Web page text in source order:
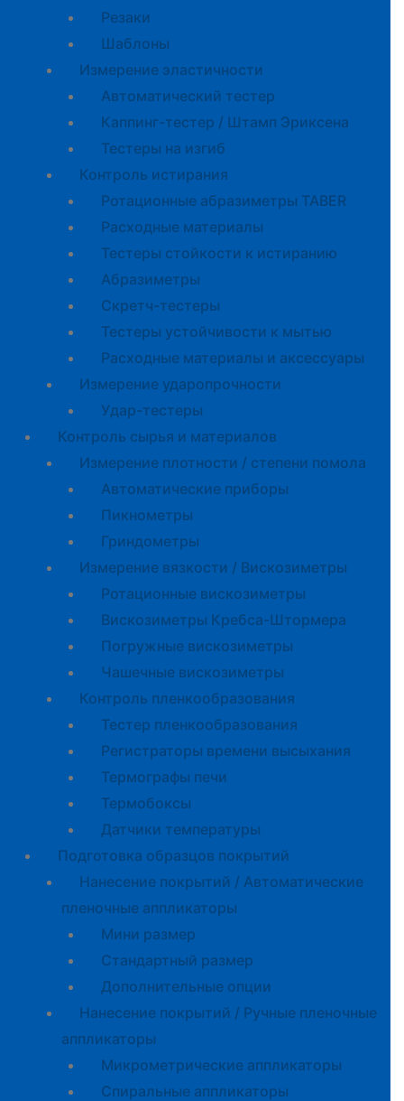
Резаки
Шаблоны
Измерение эластичности
Автоматический тестер
Каппинг-тестер / Штамп Эриксена
Тестеры на изгиб
Контроль истирания
Ротационные абразиметры TABER
Расходные материалы
Тестеры стойкости к истиранию
Абразиметры
Скретч-тестеры
Тестеры устойчивости к мытью
Расходные материалы и аксессуары
Измерение ударопрочности
Удар-тестеры
Контроль сырья и материалов
Измерение плотности / степени помола
Автоматические приборы
Пикнометры
Гриндометры
Измерение вязкости / Вискозиметры
Ротационные вискозиметры
Вискозиметры Кребса-Штормера
Погружные вискозиметры
Чашечные вискозиметры
Контроль пленкообразования
Тестер пленкообразования
Регистраторы времени высыхания
Термографы печи
Термобоксы
Датчики температуры
Подготовка образцов покрытий
Нанесение покрытий / Автоматические
пленочные аппликаторы
Мини размер
Стандартный размер
Дополнительные опции
Нанесение покрытий / Ручные пленочные
аппликаторы
Микрометрические аппликаторы
Спиральные аппликаторы